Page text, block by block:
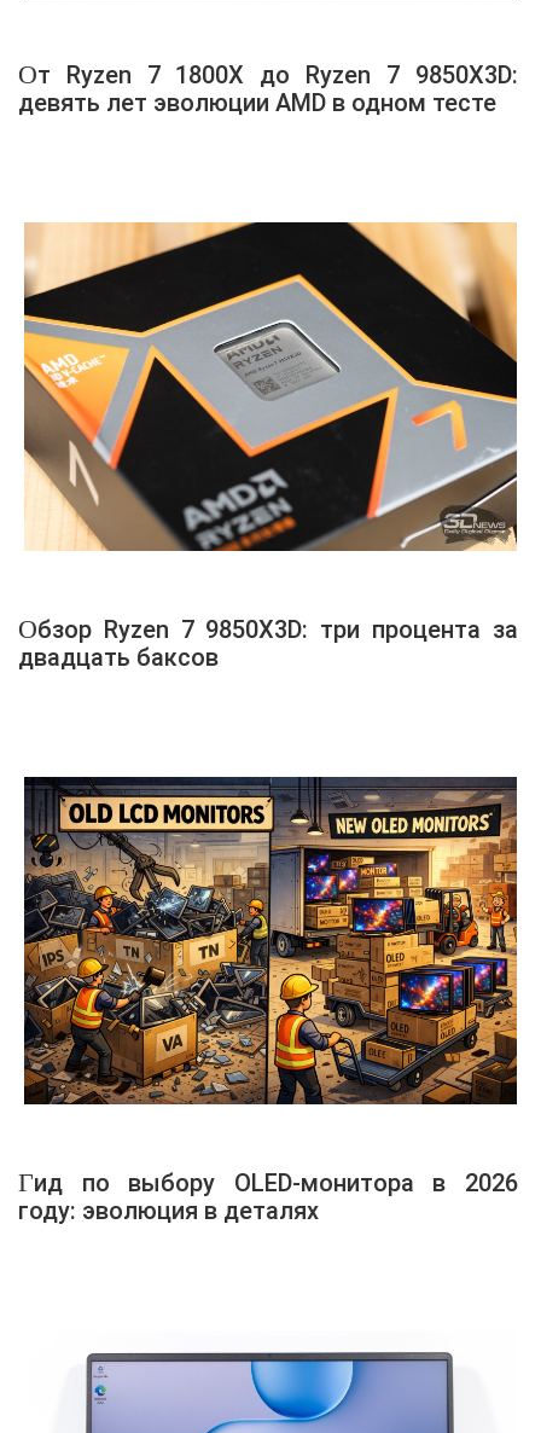
От Ryzen 7 1800X до Ryzen 7 9850X3D:
девять лет эволюции AMD в одном тесте
Обзор Ryzen 7 9850X3D: три процента за
двадцать баксов
Гид по выбору OLED-монитора в 2026
году: эволюция в деталях